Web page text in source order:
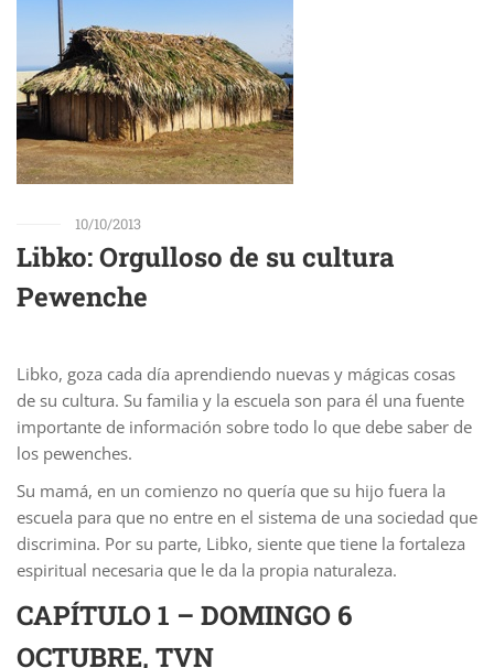
10/10/2013
Libko: Orgulloso de su cultura
Pewenche
Libko, goza cada día aprendiendo nuevas y mágicas cosas
de su cultura. Su familia y la escuela son para él una fuente
importante de información sobre todo lo que debe saber de
los pewenches.
Su mamá, en un comienzo no quería que su hijo fuera la
escuela para que no entre en el sistema de una sociedad que
discrimina. Por su parte, Libko, siente que tiene la fortaleza
espiritual necesaria que le da la propia naturaleza.
CAPÍTULO 1 – DOMINGO 6
OCTUBRE, TVN